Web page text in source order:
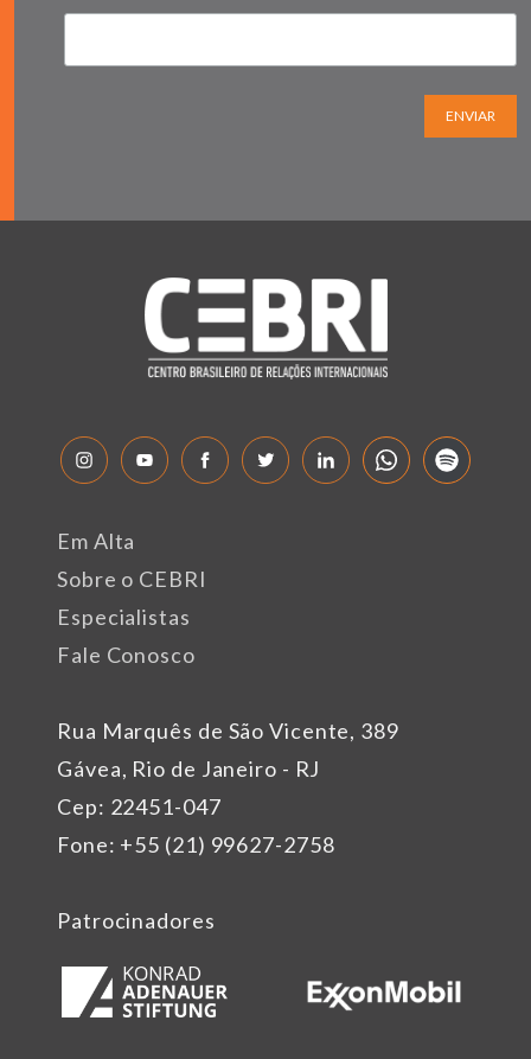
ENVIAR
Rua Marquês de São Vicente, 389
Gávea, Rio de Janeiro - RJ
Cep: 22451-047
Fone: +55 (21) 99627-2758
Em Alta
Sobre o CEBRI
Especialistas
Fale Conosco
Patrocinadores